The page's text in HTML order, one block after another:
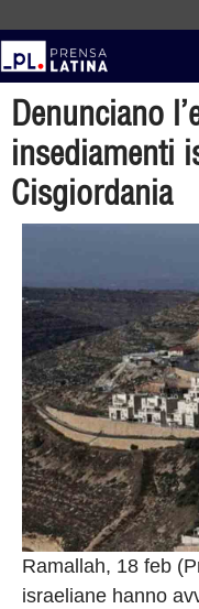
Denunciano
insediamenti
Cisgiordania
Ramallah, 18 feb
israeliane hanno